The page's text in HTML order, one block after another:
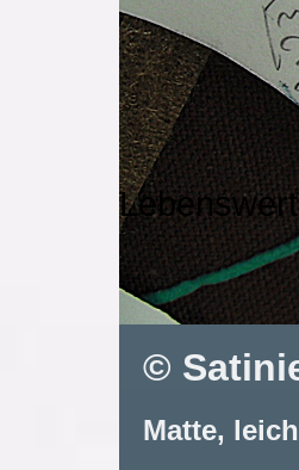
©
Matte,